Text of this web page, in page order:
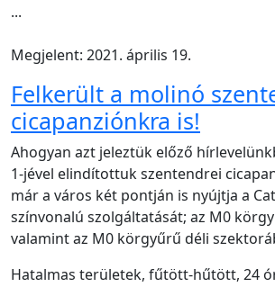
...
Megjelent: 2021. április 19.
Felkerült a molinó
cicapanziónkra is!
Ahogyan azt jeleztük előző
1-jével elindítottuk szentendrei
már a város két pontján is nyújtja a
színvonalú szolgáltatását; az M0
valamint az M0 körgyűrű déli
Hatalmas területek, fűtött-hűtött, 24